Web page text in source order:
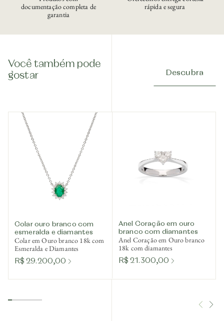
documentação completa de
garantia
rápida e segura
Você também pode
gostar
Descubra
Colar ouro branco com
esmeralda e diamantes
Colar em Ouro branco 18k com
Esmeralda e Diamantes
R$ 29.200,00
Anel Coração em ouro
branco com diamantes
Anel Coração em Ouro branco
18k com diamantes
R$ 21.300,00